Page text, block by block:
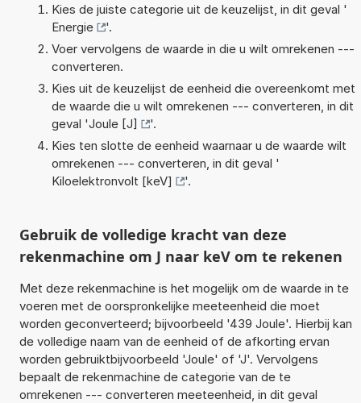
Kies de juiste categorie uit de keuzelijst, in dit geval '
Energie
'.
Voer vervolgens de waarde in die u wilt omrekenen ---
converteren.
Kies uit de keuzelijst de eenheid die overeenkomt met
de waarde die u wilt omrekenen --- converteren, in dit
geval 'Joule [J]
'.
Kies ten slotte de eenheid waarnaar u de waarde wilt
omrekenen --- converteren, in dit geval '
Kiloelektronvolt [keV]
'.
Gebruik de volledige kracht van deze
rekenmachine om J naar keV om te rekenen
Met deze rekenmachine is het mogelijk om de waarde in te
voeren met de oorspronkelijke meeteenheid die moet
worden geconverteerd; bijvoorbeeld '439 Joule'. Hierbij kan
de volledige naam van de eenheid of de afkorting ervan
worden gebruiktbijvoorbeeld 'Joule' of 'J'. Vervolgens
bepaalt de rekenmachine de categorie van de te
omrekenen --- converteren meeteenheid, in dit geval